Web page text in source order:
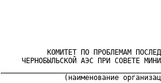
КОМИТЕТ ПО ПРОБЛЕМАМ
ЧЕРНОБЫЛЬСКОЙ АЭС ПРИ СОВЕТЕ